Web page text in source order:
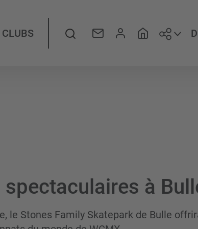
Suche
spectaculaires à
le Stones Family Skatepark de Bulle